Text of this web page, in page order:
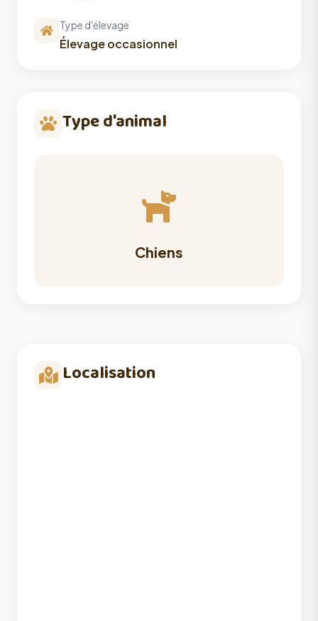
Type d'élevage
Élevage occasionnel
Type d'animal
Chiens
Localisation